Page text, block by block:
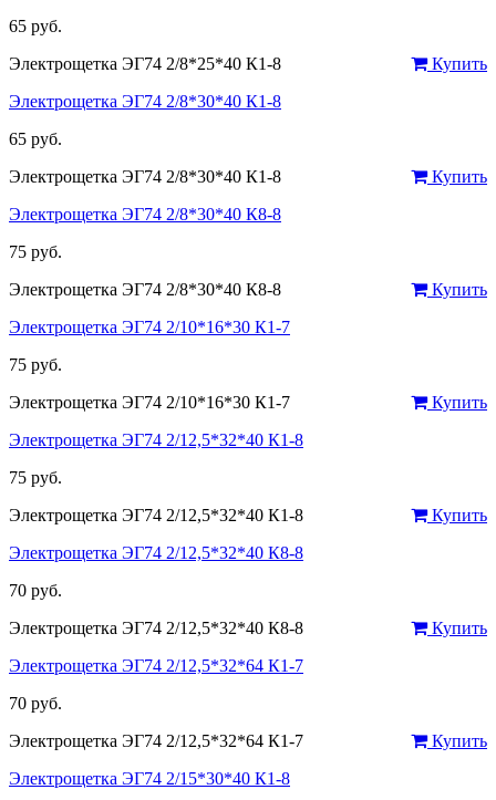
65 руб.
Купить
Электрощетка ЭГ74 2/8*25*40 К1-8
Электрощетка ЭГ74 2/8*30*40 К1-8
65 руб.
Купить
Электрощетка ЭГ74 2/8*30*40 К1-8
Электрощетка ЭГ74 2/8*30*40 К8-8
75 руб.
Купить
Электрощетка ЭГ74 2/8*30*40 К8-8
Электрощетка ЭГ74 2/10*16*30 К1-7
75 руб.
Купить
Электрощетка ЭГ74 2/10*16*30 К1-7
Электрощетка ЭГ74 2/12,5*32*40 К1-8
75 руб.
Купить
Электрощетка ЭГ74 2/12,5*32*40 К1-8
Электрощетка ЭГ74 2/12,5*32*40 К8-8
70 руб.
Купить
Электрощетка ЭГ74 2/12,5*32*40 К8-8
Электрощетка ЭГ74 2/12,5*32*64 К1-7
70 руб.
Купить
Электрощетка ЭГ74 2/12,5*32*64 К1-7
Электрощетка ЭГ74 2/15*30*40 К1-8